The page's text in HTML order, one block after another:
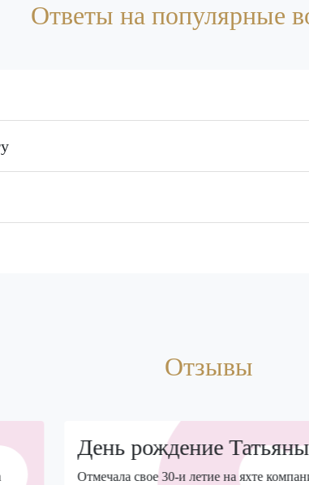
Ответы на популярные
Отзывы
День рождение Татьяны
Отмечала свое 30-и летие на яхте